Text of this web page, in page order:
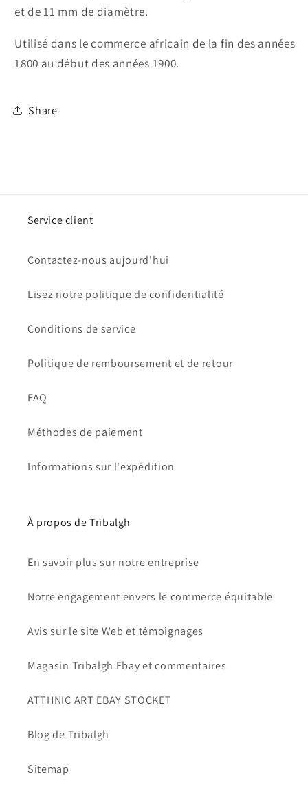
et de 11 mm de diamètre.
Utilisé dans le commerce africain de la fin des années
1800 au début des années 1900.
Share
Service client
Contactez-nous aujourd'hui
Lisez notre politique de confidentialité
Conditions de service
Politique de remboursement et de retour
FAQ
Méthodes de paiement
Informations sur l'expédition
À propos de Tribalgh
En savoir plus sur notre entreprise
Notre engagement envers le commerce équitable
Avis sur le site Web et témoignages
Magasin Tribalgh Ebay et commentaires
ATTHNIC ART EBAY STOCKET
Blog de Tribalgh
Sitemap